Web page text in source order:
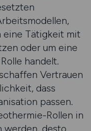
eine Tätigkeit mit
oder um eine
handelt.
Vertrauen
dass
passen.
Rollen in
werden, desto